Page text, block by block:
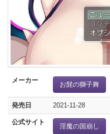
メーカー
お髭の獅子舞
発売日 2021-11-28
公式サイト
淫魔の国崩し